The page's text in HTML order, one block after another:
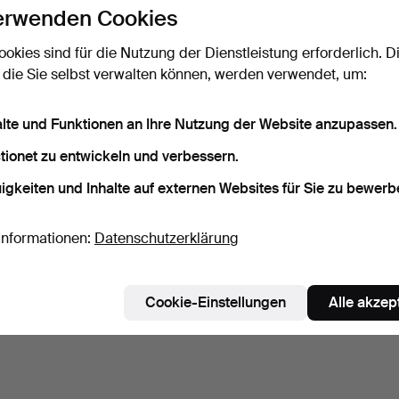
ein
Paar, Messing,
Neorokoko…
7 Tage
1 Gebot
Suche speichern
können auch inBeendete Auktionen aus unserem Archiv
Cookies
sind für die Nutzung der Dienstleistung erforderlich.
Sie selbst verwalten können, werden verwendet, um:
und Funktionen an Ihre Nutzung der Website anzupassen.
zu entwickeln und verbessern.
und Inhalte auf externen Websites für Sie zu
Datenschutzerklärung
Cookie-Einstellungen Alle